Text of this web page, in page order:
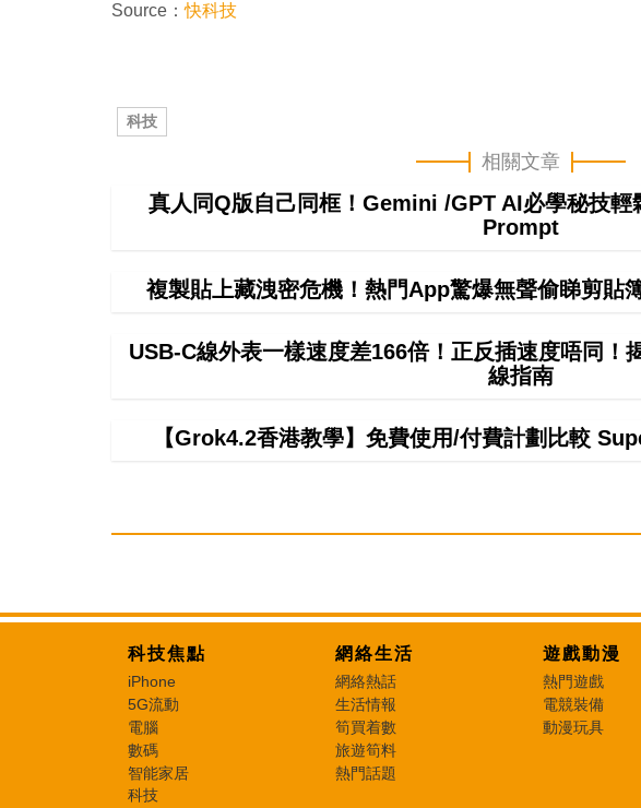
Source：快科技
科技
相關文章
真人同Q版自己同框！Gemini /GPT AI必學秘技輕
Prompt
複製貼上藏洩密危機！熱門App驚爆無聲偷睇剪貼
USB-C線外表一樣速度差166倍！正反插速度唔同！
線指南
【Grok4.2香港教學】免費使用/付費計劃比較
科技焦點
iPhone
5G流動
電腦
數碼
智能家居
科技
網絡生活
網絡熱話
生活情報
筍買着數
旅遊筍料
熱門話題
遊戲動漫
熱門遊戲
電競裝備
動漫玩具